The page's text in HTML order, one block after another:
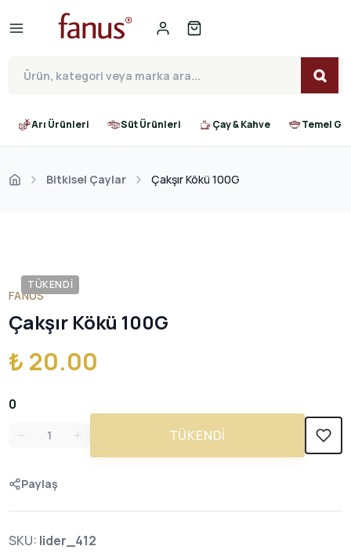
Arı Ürünleri Süt Ürünleri Çay & Kahve Temel
Bitkisel Çaylar Çakşır Kökü 100G
TÜKENDI
FANUS
Çakşır Kökü 100G
₺ 20.00
0
TÜKENDI
Paylaş
SKU: lider_412